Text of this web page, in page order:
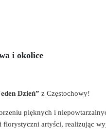
i okolice
Dzień” z Częstochowy!
pięknych i
artyści, realizując